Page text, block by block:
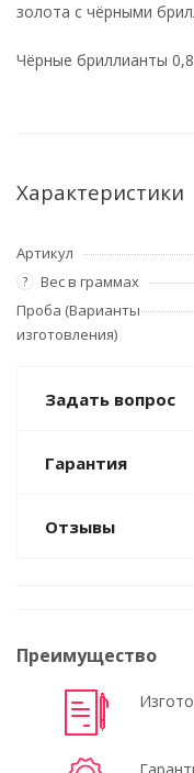
золота с чёрными
Чёрные бриллианты
Характеристики
Артикул
? Вес в граммах
Проба (Варианты
изготовления)
Задать вопрос
Гарантия
Отзывы
Преимущество